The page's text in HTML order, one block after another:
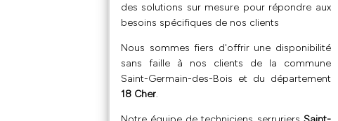
des solutions sur mesure pour répondre aux
besoins spécifiques de nos clients
Nous sommes fiers d'offrir une disponibilité
sans faille à nos clients de la commune
Saint-Germain-des-Bois et du département
18 Cher.